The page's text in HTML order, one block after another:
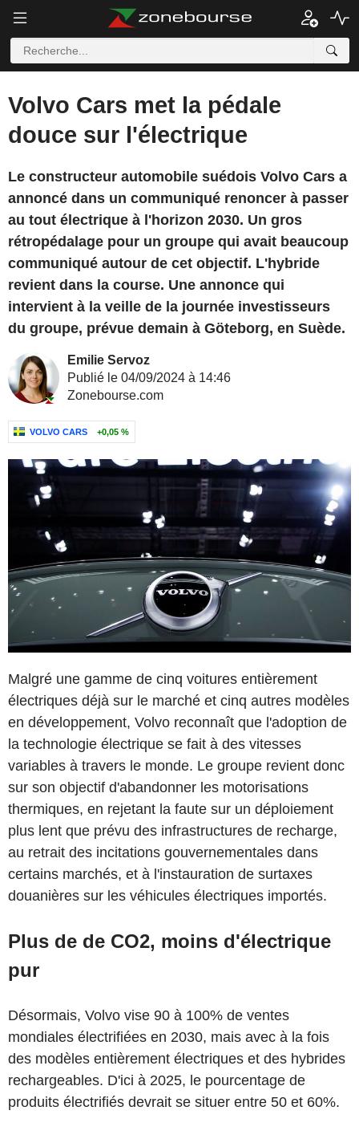
Volvo Cars met la pédale
douce sur l'électrique
Le constructeur automobile suédois Volvo Cars a
annoncé dans un communiqué renoncer à passer
au tout électrique à l'horizon 2030. Un gros
rétropédalage pour un groupe qui avait beaucoup
communiqué autour de cet objectif. L'hybride
revient dans la course. Une annonce qui
intervient à la veille de la journée investisseurs
du groupe, prévue demain à Göteborg, en Suède.
Emilie Servoz
Publié le 04/09/2024 à 14:46
Zonebourse.com
VOLVO CARS +0,05 %
Malgré une gamme de cinq voitures entièrement
électriques déjà sur le marché et cinq autres modèles
en développement, Volvo reconnaît que l'adoption de
la technologie électrique se fait à des vitesses
variables à travers le monde. Le groupe revient donc
sur son objectif d'abandonner les motorisations
thermiques, en rejetant la faute sur un déploiement
plus lent que prévu des infrastructures de recharge,
au retrait des incitations gouvernementales dans
certains marchés, et à l'instauration de surtaxes
douanières sur les véhicules électriques importés.
Plus de de CO2, moins d'électrique
pur
Désormais, Volvo vise 90 à 100% de ventes
mondiales électrifiées en 2030, mais avec à la fois
des modèles entièrement électriques et des hybrides
rechargeables. D'ici à 2025, le pourcentage de
produits électrifiés devrait se situer entre 50 et 60%.